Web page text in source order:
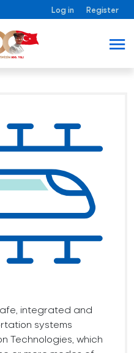
Log in Register
integrated and
systems
Technologies, which